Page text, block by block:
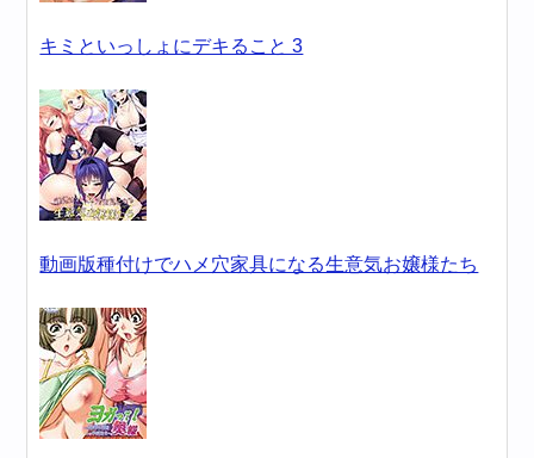
キミといっしょにデキること 3
動画版種付けでハメ穴家具になる生意気お嬢様たち